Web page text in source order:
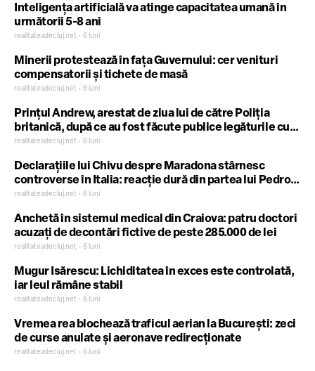
Inteligența artificială va atinge capacitatea umană în
următorii 5-8 ani
realitateadecluj.net • 6 luni
Minerii protestează în fața Guvernului: cer venituri
compensatorii și tichete de masă
realitateadecluj.net • 6 luni
Prințul Andrew, arestat de ziua lui de către Poliția
britanică, după ce au fost făcute publice legăturile cu
Jeffrey Epstein – FOTO
realitateadecluj.net • 6 luni
Declarațiile lui Chivu despre Maradona stârnesc
controverse în Italia: reacție dură din partea lui Pedro
Pasculli
realitateadecluj.net • 6 luni
Anchetă în sistemul medical din Craiova: patru doctori
acuzați de decontări fictive de peste 285.000 de lei
realitateadecluj.net • 6 luni
Mugur Isărescu: Lichiditatea în exces este controlată,
iar leul rămâne stabil
realitateadecluj.net • 6 luni
Vremea rea blochează traficul aerian la București: zeci
de curse anulate și aeronave redirecționate
realitateadecluj.net • 6 luni